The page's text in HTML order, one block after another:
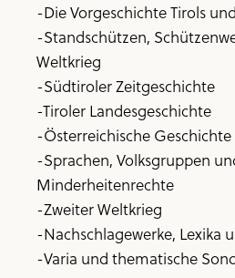
-Die Vorgeschichte Tirols
-Standschützen,
Weltkrieg
-Südtiroler Zeitgeschichte
-Tiroler Landesgeschichte
-Österreichische
-Sprachen, Volksgruppen
Minderheitenrechte
-Zweiter Weltkrieg
-Nachschlagewerke, Lexika
-Varia und thematische